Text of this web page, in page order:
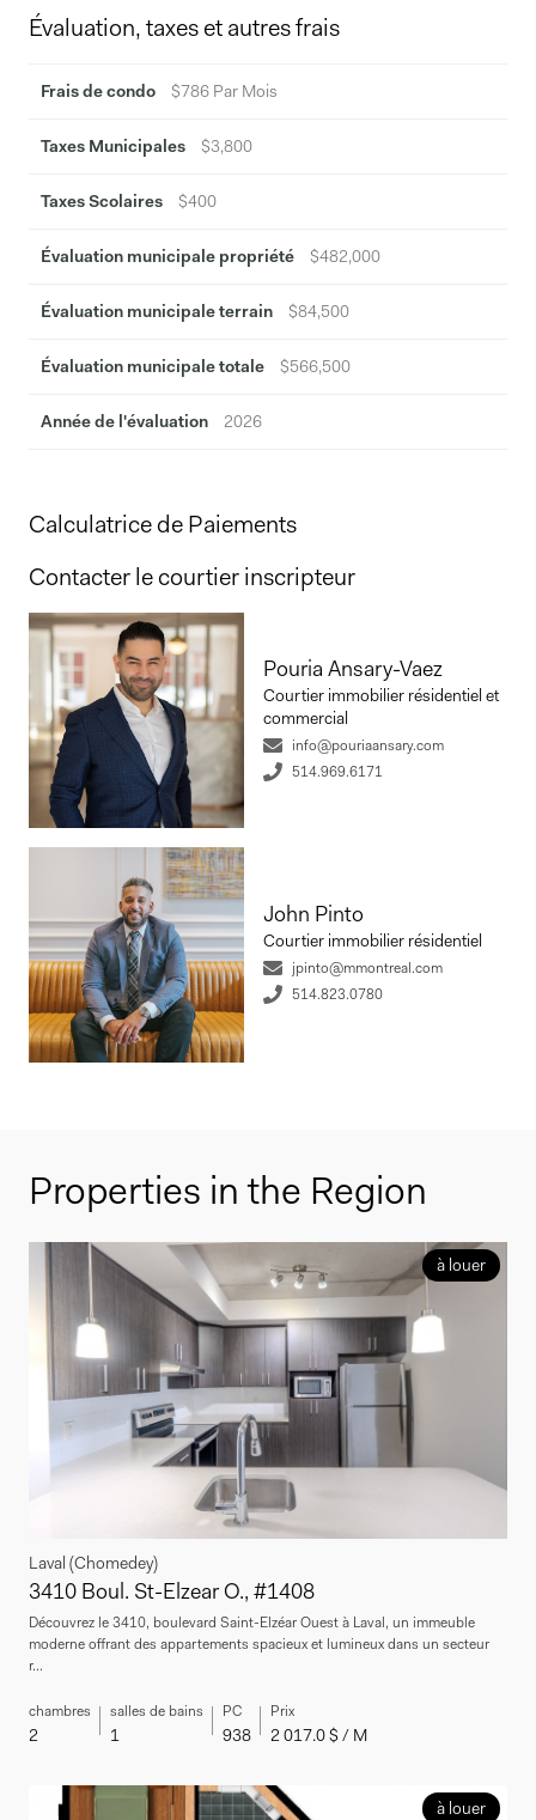
Évaluation, taxes et autres frais
Frais de condo $786 Par Mois
Taxes Municipales $3,800
Taxes Scolaires $400
Évaluation municipale propriété $482,000
Évaluation municipale terrain $84,500
Évaluation municipale totale $566,500
Année de l'évaluation 2026
Calculatrice de Paiements
Contacter le courtier inscripteur
Pouria Ansary-Vaez
Courtier immobilier résidentiel et
commercial
info@pouriaansary.com
514.969.6171
John Pinto
Courtier immobilier résidentiel
jpinto@mmontreal.com
514.823.0780
Properties in the Region
à louer
Laval (Chomedey)
3410 Boul. St-Elzear O., #1408
Découvrez le 3410, boulevard Saint-Elzéar Ouest à Laval, un immeuble
moderne offrant des appartements spacieux et lumineux dans un secteur
r...
chambres
2
salles de bains
1
PC
938
Prix
2 017.0 $ / M
à louer